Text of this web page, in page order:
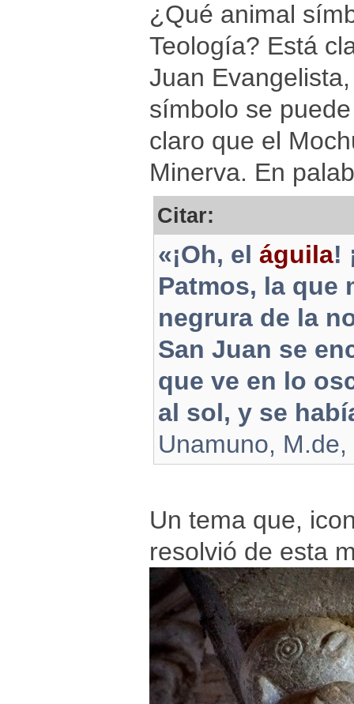
¿Qué animal
Teología? Está
Juan
símbolo se
claro que el
Minerva. En
Citar:
«¡Oh, el águila!
Patmos, la que
negrura de la
San Juan se
que ve en lo
al sol, y se
Unamuno,
Un tema que,
resolvió de esta